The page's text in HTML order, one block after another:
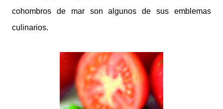
cohombros de mar son algunos de sus emblemas
culinarios.